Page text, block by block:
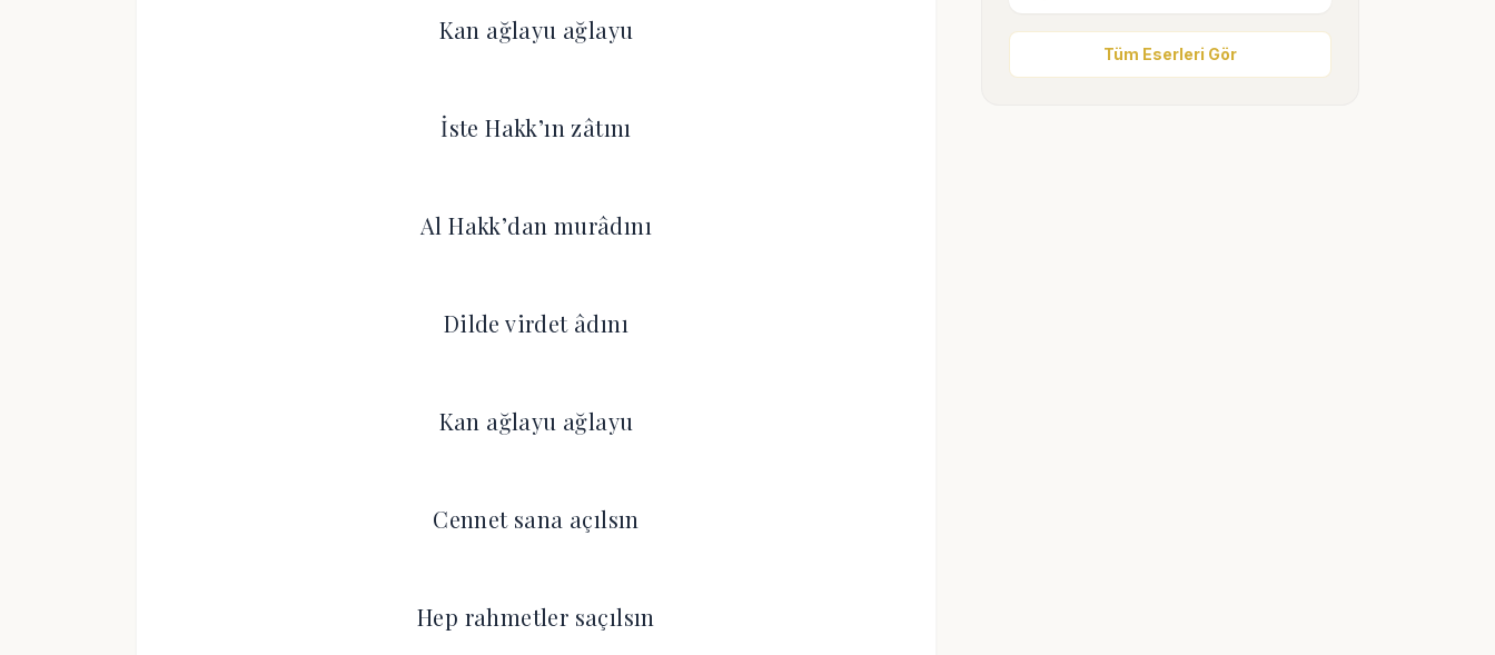
Kan ağlayu ağlayu
İste Hakk’ın zâtını
Al Hakk’dan murâdını
Dilde virdet âdını
Kan ağlayu ağlayu
Cennet sana açılsın
Hep rahmetler saçılsın
Tüm Eserleri Gör